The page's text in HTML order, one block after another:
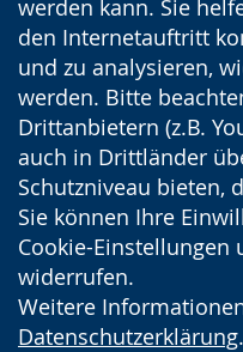
werden kann. Sie
den Internetauftritt
und zu analysieren,
werden. Bitte
Drittanbietern (z.B.
auch in Drittländer
Schutzniveau bieten,
Sie können Ihre
Cookie-Einstellungen
widerrufen.
Weitere
Datenschutzerklärung.